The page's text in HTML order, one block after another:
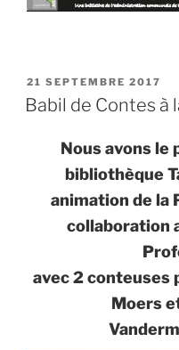
PUBLIÉ
LE
21 SEPTEMBRE 2017
Babil de Contes à
Nous avons le
bibliothèque
animation de la
collaboration
avec 2 conteuses
Moers